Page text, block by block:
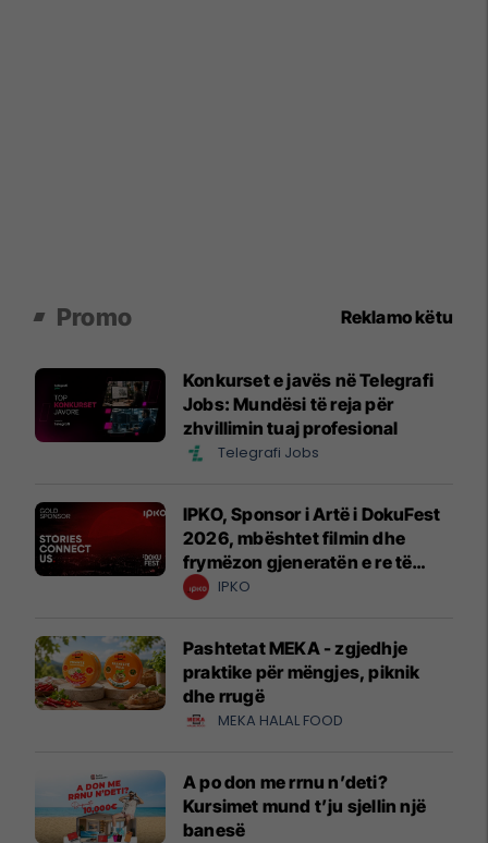
Promo Reklamo këtu
Konkurset e javës në Telegrafi
Jobs: Mundësi të reja për
zhvillimin tuaj profesional
Telegrafi Jobs
IPKO, Sponsor i Artë i DokuFest
2026, mbështet filmin dhe
frymëzon gjeneratën e re të
krijuesve
IPKO
Pashtetat MEKA - zgjedhje
praktike për mëngjes, piknik
dhe rrugë
MEKA HALAL FOOD
A po don me rrnu n’deti?
Kursimet mund t’ju sjellin një
banesë